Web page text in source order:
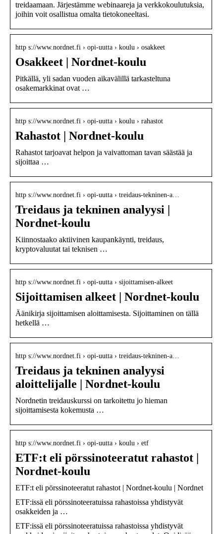
treidaamaan. Järjestämme webinaareja ja verkkokoulutuksia,
joihin voit osallistua omalta tietokoneeltasi.
http s://www.nordnet.fi › opi-uutta › koulu › osakkeet
Osakkeet | Nordnet-koulu
Pitkällä, yli sadan vuoden aikavälillä tarkasteltuna
osakemarkkinat ovat …
http s://www.nordnet.fi › opi-uutta › koulu › rahastot
Rahastot | Nordnet-koulu
Rahastot tarjoavat helpon ja vaivattoman tavan säästää ja
sijoittaa …
http s://www.nordnet.fi › opi-uutta › treidaus-tekninen-a…
Treidaus ja tekninen analyysi |
Nordnet-koulu
Kiinnostaako aktiivinen kaupankäynti, treidaus,
kryptovaluutat tai teknisen …
http s://www.nordnet.fi › opi-uutta › sijoittamisen-alkeet
Sijoittamisen alkeet | Nordnet-koulu
Äänikirja sijoittamisen aloittamisesta. Sijoittaminen on tällä
hetkellä …
http s://www.nordnet.fi › opi-uutta › treidaus-tekninen-a…
Treidaus ja tekninen analyysi
aloittelijalle | Nordnet-koulu
Nordnetin treidauskurssi on tarkoitettu jo hieman
sijoittamisesta kokemusta …
http s://www.nordnet.fi › opi-uutta › koulu › etf
ETF:t eli pörssinoteeratut rahastot |
Nordnet-koulu
ETF:t eli pörssinoteeratut rahastot | Nordnet-koulu | Nordnet
ETF:issä eli pörssinoteeratuissa rahastoissa yhdistyvät
osakkeiden ja …
ETF:issä eli pörssinoteeratuissa rahastoissa yhdistyvät